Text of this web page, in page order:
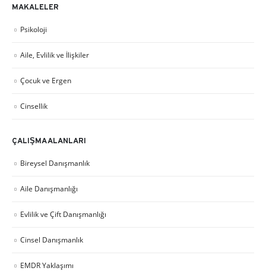
MAKALELER
Psikoloji
Aile, Evlilik ve İlişkiler
Çocuk ve Ergen
Cinsellik
ÇALIŞMA ALANLARI
Bireysel Danışmanlık
Aile Danışmanlığı
Evlilik ve Çift Danışmanlığı
Cinsel Danışmanlık
EMDR Yaklaşımı